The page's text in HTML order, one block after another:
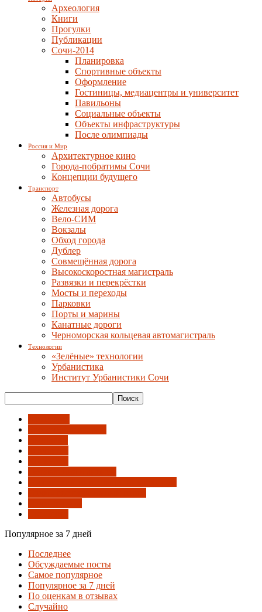
Археология
Книги
Прогулки
Публикации
Сочи-2014
Планировка
Спортивные объекты
Оформление
Гостиницы, медиацентры и университет
Павильоны
Социальные объекты
Объекты инфраструктуры
После олимпиады
Россия и Мир
Архитектурное кино
Города-побратимы Сочи
Концепции будущего
Транспорт
Автобусы
Железная дорога
Вело-СИМ
Вокзалы
Обход города
Дублер
Совмещённая дорога
Высокоскоростная магистраль
Развязки и перекрёстки
Мосты и переходы
Парковки
Порты и марины
Канатные дороги
Черноморская кольцевая автомагистраль
Технологии
«Зелёные» технологии
Урбанистика
Институт Урбанистики Сочи
Популярное за 7 дней
Последнее
Обсуждаемые посты
Самое популярное
Популярное за 7 дней
По оценкам в отзывах
Случайно